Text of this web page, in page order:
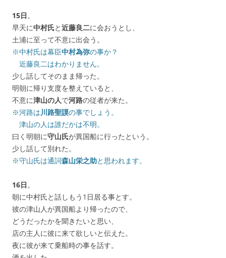
15日。
早天に中村氏と近藤良二に会おうとし、
土浦に至って不意に出会う。
※中村氏は幕臣中村為弥の事か？
近藤良二はわかりません。
少し話してそのまま帰った。
明朝に帰り支度を整えていると、
不意に津山の人で河路の従者が来た。
※河路は川路聖謨の事でしょう。
津山の人は誰だかは不明。
曰く明朝に守山氏が異国船に行ったという。
少し話して別れた。
※守山氏は通詞森山栄之助と思われます。
16日。
朝に中村氏と話しもう1日居る事とす。
彼の津山人が異国船より帰ったので、
どうだったかを聞きたいと思い、
店の主人に彼に来て欲しいと伝えた。
夜に彼が来て乗船時の事を話す。